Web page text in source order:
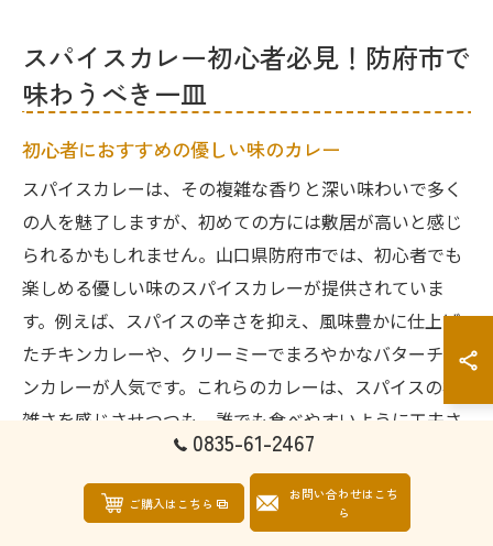
スパイスカレー初心者必見！防府市で
味わうべき一皿
初心者におすすめの優しい味のカレー
スパイスカレーは、その複雑な香りと深い味わいで多く
の人を魅了しますが、初めての方には敷居が高いと感じ
られるかもしれません。山口県防府市では、初心者でも
楽しめる優しい味のスパイスカレーが提供されていま
す。例えば、スパイスの辛さを抑え、風味豊かに仕上げ
たチキンカレーや、クリーミーでまろやかなバターチキ
ンカレーが人気です。これらのカレーは、スパイスの複
雑さを感じさせつつも、誰でも食べやすいように工夫さ
れています。また、各店舗ではスパイスの効能や選び方
についての説明も行っているため、初めての方でも安心
してスパイスカレーを楽しむことができます。地元で採
0835-61-2467
ご購入はこちら
お問い合わせはこち
ら